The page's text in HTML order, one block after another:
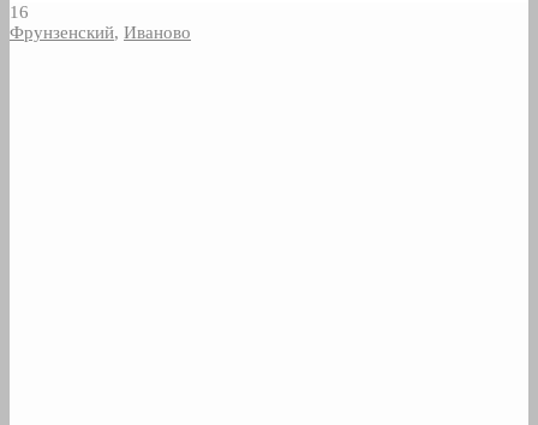
16
Фрунзенский, Иваново